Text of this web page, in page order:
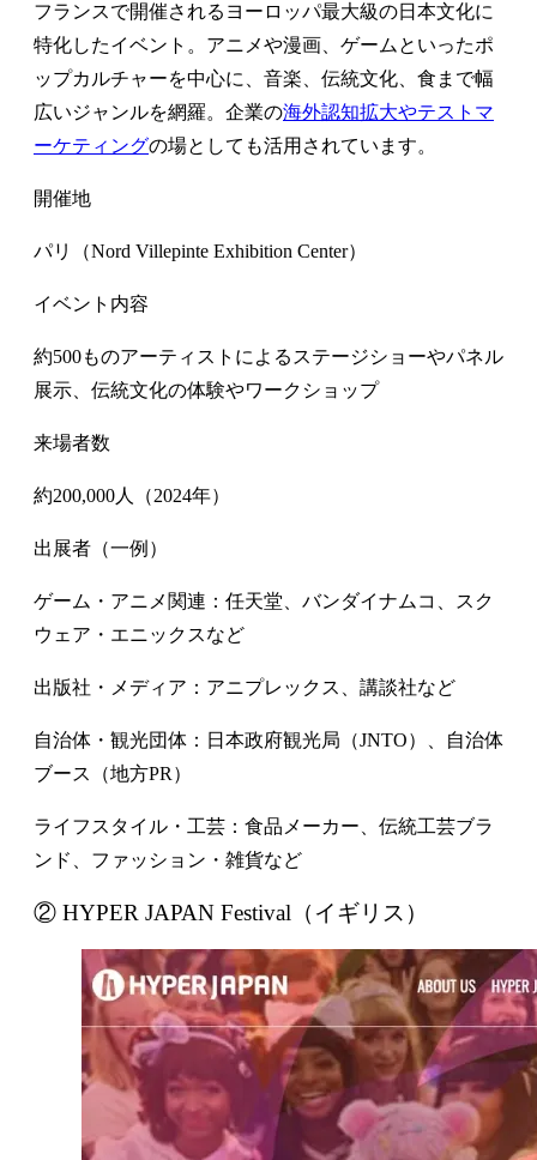
フランスで開催されるヨーロッパ最大級の日本文化に
特化したイベント。アニメや漫画、ゲームといったポ
ップカルチャーを中心に、音楽、伝統文化、食まで幅
広いジャンルを網羅。企業の海外認知拡大やテストマ
ーケティングの場としても活用されています。
開催地
パリ（Nord Villepinte Exhibition Center）
イベント内容
約500ものアーティストによるステージショーやパネル
展示、伝統文化の体験やワークショップ
来場者数
約200,000人（2024年）
出展者（一例）
ゲーム・アニメ関連：任天堂、バンダイナムコ、スク
ウェア・エニックスなど
出版社・メディア：アニプレックス、講談社など
自治体・観光団体：日本政府観光局（JNTO）、自治体
ブース（地方PR）
ライフスタイル・工芸：食品メーカー、伝統工芸ブラ
ンド、ファッション・雑貨など
② HYPER JAPAN Festival（イギリス）